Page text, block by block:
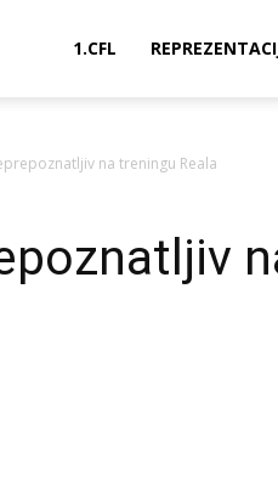
1.CFL
na treningu Reala